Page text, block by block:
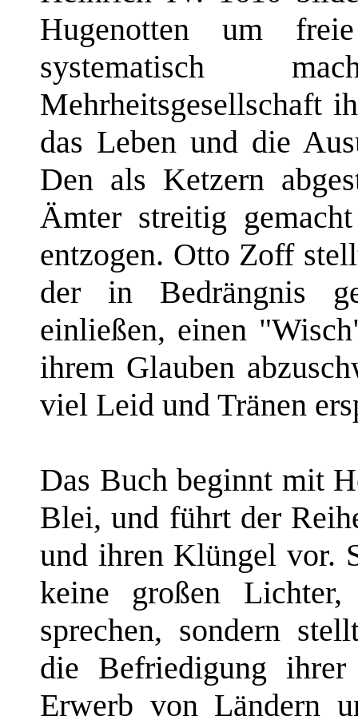
Hugenotten um
systematisch
Mehrheitsgesellschaft
das Leben und die
Den als Ketzern
Ämter streitig
entzogen. Otto Zoff
der in Bedrängnis
einließen, einen
ihrem Glauben
viel Leid und Tränen
Das Buch beginnt mit
Blei, und führt der
und ihren Klüngel vor.
keine großen
sprechen, sondern
die Befriedigung
Erwerb von Ländern